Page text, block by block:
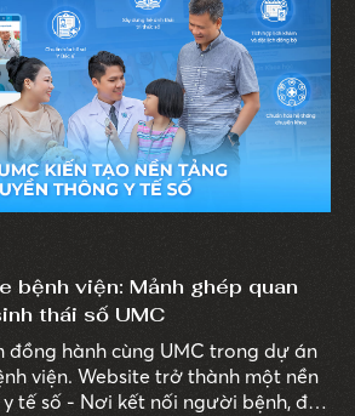
bệnh viện: Mảnh ghép quan
thái số UMC
đồng hành cùng UMC trong dự án
viện. Website trở thành một nền
người bệnh, đội